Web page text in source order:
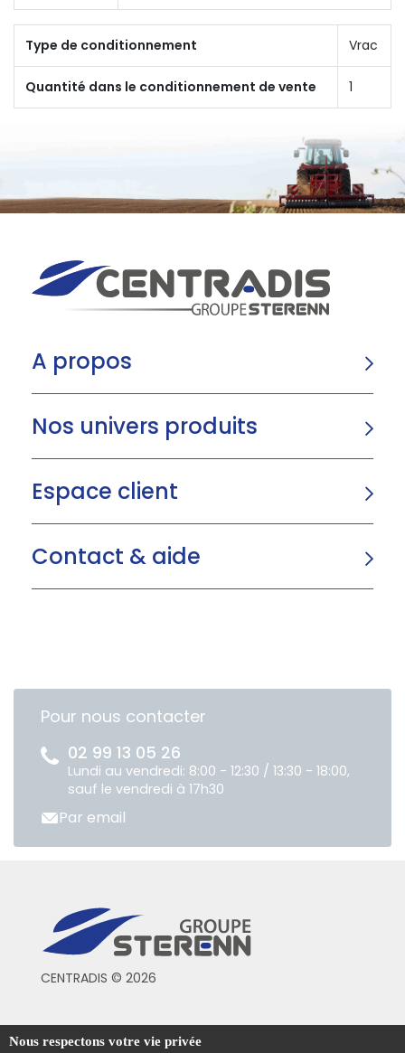
Type de conditionnement Vrac
Quantité dans le conditionnement de vente 1
A propos
Nos univers produits
Espace client
Contact & aide
Pour nous contacter
02 99 13 05 26
Lundi au vendredi: 8:00 - 12:30 / 13:30 - 18:00,
sauf le vendredi à 17h30
Par email
CENTRADIS © 2026
Conditions générales de vente
Nous respectons votre vie privée